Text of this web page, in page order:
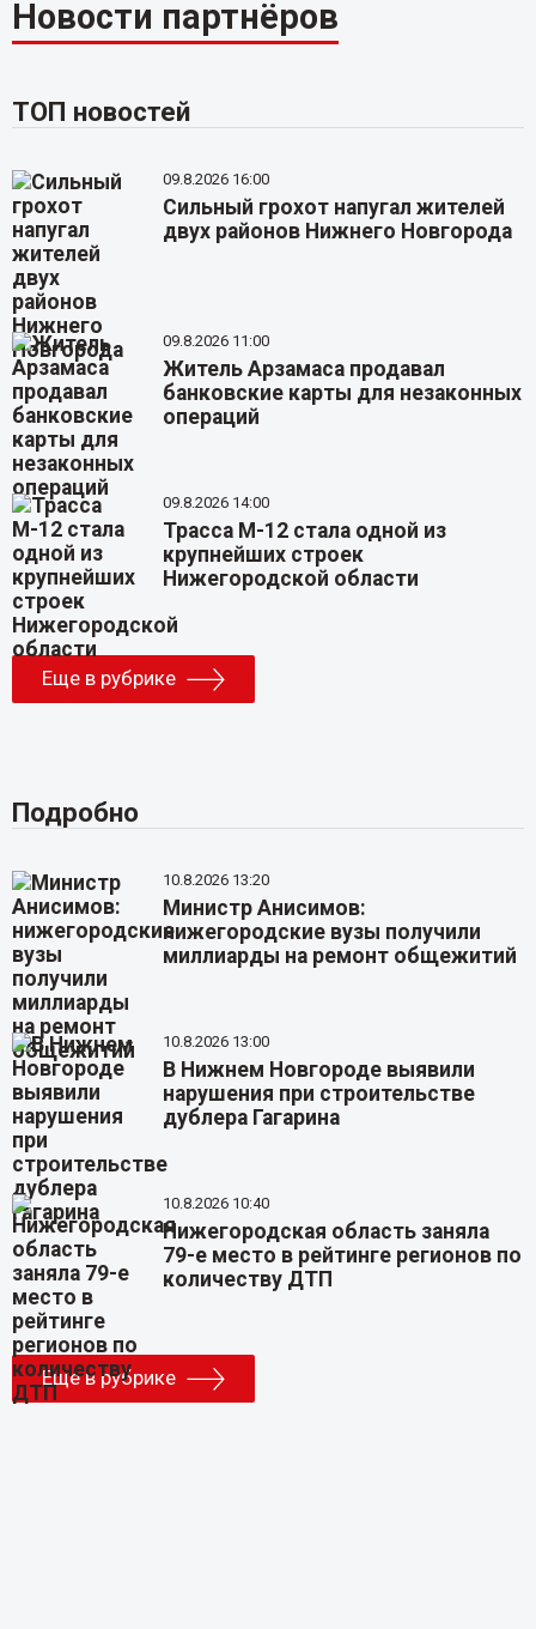
Новости партнёров
ТОП новостей
09.8.2026 16:00
Сильный грохот напугал жителей
двух районов Нижнего Новгорода
09.8.2026 11:00
Житель Арзамаса продавал
банковские карты для незаконных
операций
09.8.2026 14:00
Трасса М-12 стала одной из
крупнейших строек
Нижегородской области
Еще в рубрике
Подробно
10.8.2026 13:20
Министр Анисимов:
нижегородские вузы получили
миллиарды на ремонт общежитий
10.8.2026 13:00
В Нижнем Новгороде выявили
нарушения при строительстве
дублера Гагарина
10.8.2026 10:40
Нижегородская область заняла
79-е место в рейтинге регионов по
количеству ДТП
Еще в рубрике